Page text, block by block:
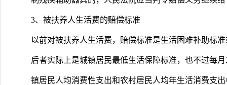
3、被扶养人生活费的赔偿标准
以前对被扶养人生活费，赔偿标准是生活困难补助标
后者实际上是城镇居民最低生活保障标准，也不过每
镇居民人均消费性支出和农村居民人均年生活消费支